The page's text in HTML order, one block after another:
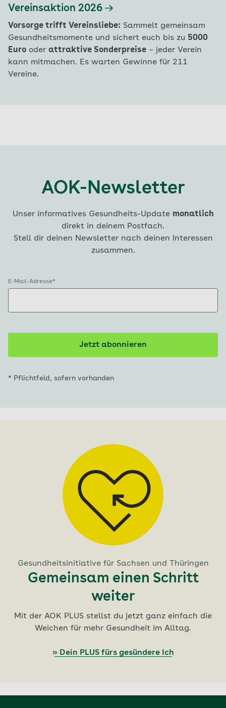
Vereinsaktion 2026
Vorsorge trifft Vereinsliebe: Sammelt gemeinsam
Gesundheitsmomente und sichert euch bis zu 5000
Euro oder attraktive Sonderpreise – jeder Verein
kann mitmachen. Es warten Gewinne für 211
Vereine.
AOK-Newsletter
Unser informatives Gesundheits-Update monatlich
direkt in deinem Postfach.
Stell dir deinen Newsletter nach deinen Interessen
zusammen.
E-Mail-Adresse*
Jetzt abonnieren
* Pflichtfeld, sofern vorhanden
Gesundheitsinitiative für Sachsen und Thüringen
Gemeinsam einen Schritt
weiter
Mit der AOK PLUS stellst du jetzt ganz einfach die
Weichen für mehr Gesundheit im Alltag.
» Dein PLUS fürs gesündere Ich